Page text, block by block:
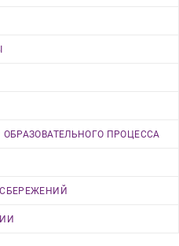
ПРОЦЕССА